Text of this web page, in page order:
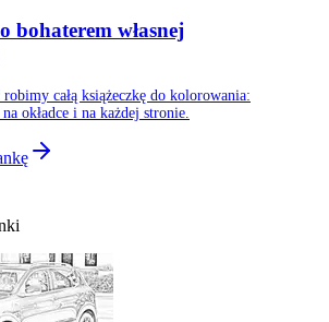
bohaterem własnej
całą książeczkę do kolorowania:
okładce i na każdej stronie.